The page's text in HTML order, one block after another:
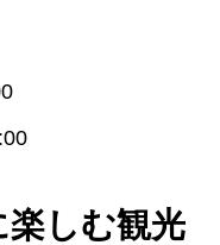
楽しむ観光